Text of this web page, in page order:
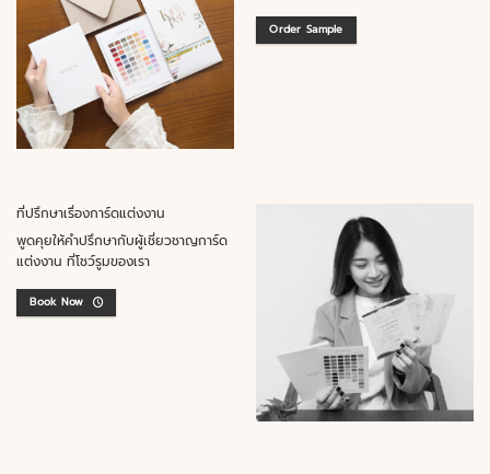
Order Sample
ที่ปรึกษาเรื่องการ์ดแต่งงาน
พูดคุยให้คำปรึกษากับผู้เชี่ยวชาญการ์ด
แต่งงาน ที่โชว์รูมของเรา
Book Now